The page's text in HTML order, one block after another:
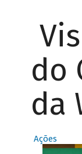
do
da
Ações